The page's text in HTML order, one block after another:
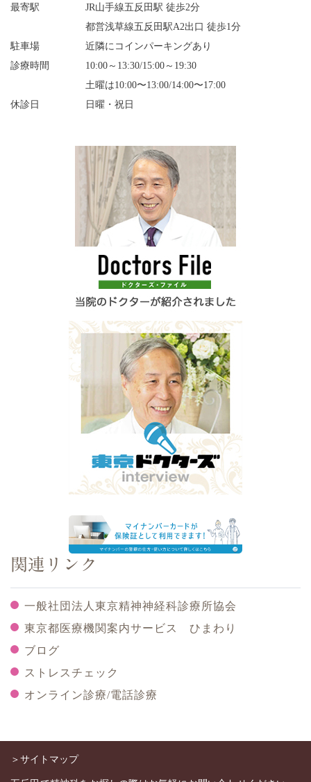
最寄駅
JR山手線五反田駅 徒歩2分
都営浅草線五反田駅A2出口 徒歩1分
駐車場
近隣にコインパーキングあり
診療時間
10:00～13:30/15:00～19:30
土曜は10:00〜13:00/14:00〜17:00
休診日
日曜・祝日
関連リンク
一般社団法人東京精神神経科診療所協会
東京都医療機関案内サービス ひまわり
ブログ
ストレスチェック
オンライン診療/電話診療
＞サイトマップ